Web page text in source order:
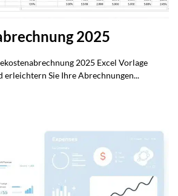
2025
2025 Excel Vorlage
erleichtern Sie Ihre Abrechnungen...